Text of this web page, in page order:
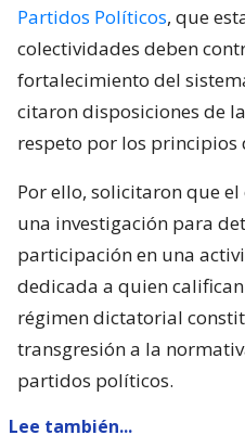
Partidos Políticos, que
colectividades deben
fortalecimiento del
citaron disposiciones de
respeto por los
Por ello, solicitaron que
una investigación para
participación en una
dedicada a quien
régimen dictatorial
transgresión a la
partidos políticos.
Lee también...